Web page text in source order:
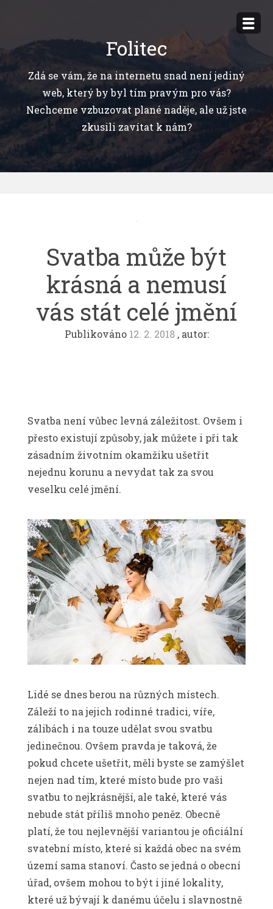
obsahu
Folitec
Zdá se vám, že na internetu snad není jediný
web, který by byl tím pravým pro vás?
Nechceme vzbuzovat plané naděje, ale už jste
zkusili zavítat k nám?
Svatba může být
krásná a nemusí
vás stát celé jmění
Publikováno 12. 2. 2018, autor:
Svatba není vůbec levná záležitost. Ovšem i
přesto existují způsoby, jak můžete i při tak
zásadním životním okamžiku ušetřit
nejednu korunu a nevydat tak za svou
veselku celé jmění.
Lidé se dnes berou na různých místech.
Záleží to na jejich rodinné tradici, víře,
zálibách i na touze udělat svou svatbu
jedinečnou. Ovšem pravda je taková, že
pokud chcete ušetřit, měli byste se zamýšlet
nejen nad tím, které místo bude pro vaši
svatbu to nejkrásnější, ale také, které vás
nebude stát příliš mnoho peněz. Obecně
platí, že tou nejlevnější variantou je oficiální
svatební místo, které si každá obec na svém
území sama stanoví. Často se jedná o obecní
úřad, ovšem mohou to být i jiné lokality,
které už bývají k danému účelu i slavnostně